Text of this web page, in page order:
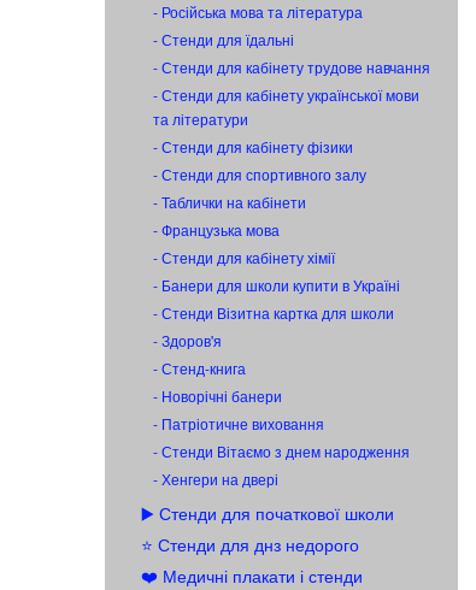
- Російська мова та література
- Стенди для їдальні
- Стенди для кабінету трудове навчання
- Стенди для кабінету української мови
та літератури
- Стенди для кабінету фізики
- Стенди для спортивного залу
- Таблички на кабінети
- Французька мова
- Стенди для кабінету хімії
- Банери для школи купити в Україні
- Стенди Візитна картка для школи
- Здоров'я
- Стенд-книга
- Новорічні банери
- Патріотичне виховання
- Стенди Вітаємо з днем народження
- Хенгери на двері
▶️ Стенди для початкової школи
⭐ Стенди для днз недорого
❤️ Медичні плакати і стенди